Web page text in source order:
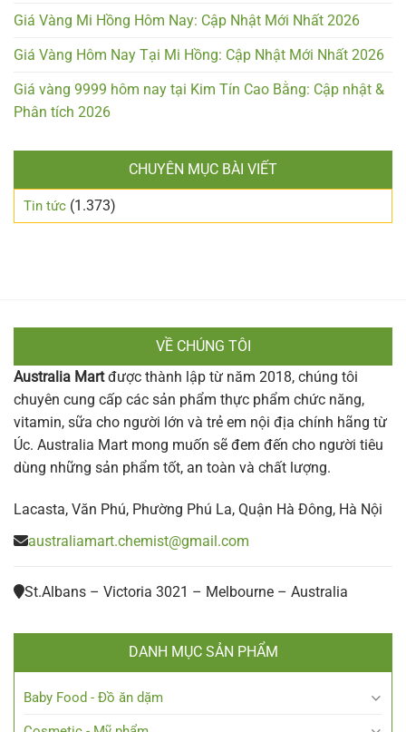
Giá Vàng Mi Hồng Hôm Nay: Cập Nhật Mới Nhất 2026
Giá Vàng Hôm Nay Tại Mi Hồng: Cập Nhật Mới Nhất 2026
Giá vàng 9999 hôm nay tại Kim Tín Cao Bằng: Cập nhật &
Phân tích 2026
CHUYÊN MỤC BÀI VIẾT
Tin tức (1.373)
VỀ CHÚNG TÔI
Australia Martđược thành lập từ năm 2018, chúng tôi
chuyên cung cấp các sản phẩm thực phẩm chức năng,
vitamin, sữa cho người lớn và trẻ em nội địa chính hãng từ
Úc. Australia Mart mong muốn sẽ đem đến cho người tiêu
dùng những sản phẩm tốt, an toàn và chất lượng.
Lacasta, Văn Phú, Phường Phú La, Quận Hà Đông, Hà Nội
australiamart.chemist@gmail.com
St.Albans – Victoria 3021 – Melbourne – Australia
DANH MỤC SẢN PHẨM
Baby Food - Đồ ăn dặm